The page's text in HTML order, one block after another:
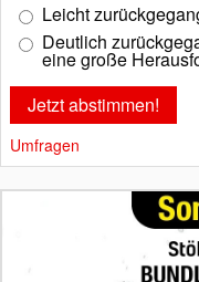
Leicht
Deutlich
eine große
Umfragen